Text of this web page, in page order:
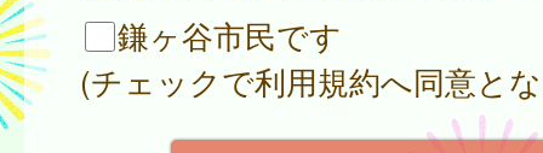
鎌ヶ谷市民です
(チェックで利用規約へ同意と